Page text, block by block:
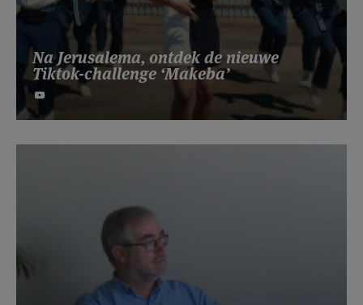
Na Jerusalema, ontdek de nieuwe
Tiktok-challenge ‘Makeba’